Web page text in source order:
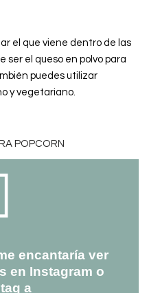
el que viene dentro de las
ser el queso en polvo para
puedes utilizar
y vegetariano.
encantaría ver
en Instagram o
a